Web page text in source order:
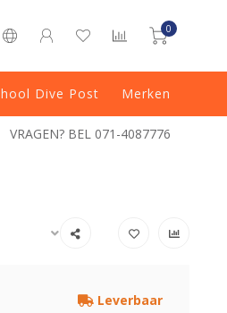
0
Dive Post Merken
VRAGEN? BEL 071-4087776
Leverbaar